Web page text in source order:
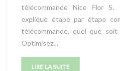
télécommande Nice Flor
explique étape par étape
télécommande, quel que soit
Optimisez…
LIRE LA SUITE